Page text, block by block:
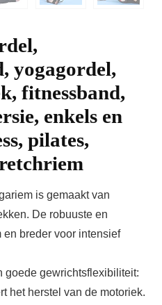
yogagordel,
fitnessband,
enkels en
pilates,
is gemaakt van
De robuuste en
breder voor intensief
goede gewrichtsflexibiliteit:
het herstel van de motoriek.